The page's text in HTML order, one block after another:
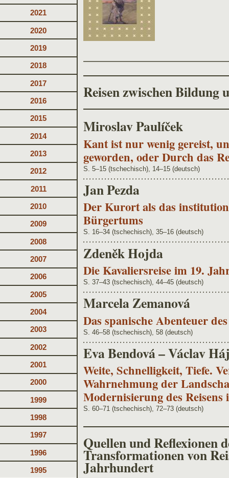
2021
2020
2019
2018
2017
2016
2015
2014
2013
2012
2011
2010
2009
2008
2007
2006
2005
2004
2003
2002
2001
2000
1999
1998
1997
1996
1995
Reisen zwischen Bildung
Miroslav Paulíček
Kant ist nur wenig gereist,
geworden, oder Durch das
S. 5–15 (tschechisch), 14–15 (deutsch)
Jan Pezda
Der Kurort als das
Bürgertums
S. 16–34 (tschechisch), 35–16 (deutsch)
Zdeněk Hojda
Die Kavaliersreise im 19.
S. 37–43 (tschechisch), 44–45 (deutsch)
Marcela Zemanová
Das spanische Abenteuer
S. 46–58 (tschechisch), 58 (deutsch)
Eva Bendová – Václav
Weite, Schnelligkeit, Tiefe.
Wahrnehmung der
Modernisierung des
S. 60–71 (tschechisch), 72–73 (deutsch)
Quellen und Reflexionen
Transformationen von
Jahrhundert